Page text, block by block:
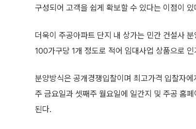
구성되어 고객을 쉽게 확보할 수 있다는 이점이 있
더욱이 주공아파트 단지 내 상가는 민간 건설사
100가구당 1개 정도로 적어 임대사업 상품으로
분양방식은 공개경쟁입찰이며 최고가격 입찰자
주 금요일과 셋째주 월요일에 일간지 및 주공 홈
된다.